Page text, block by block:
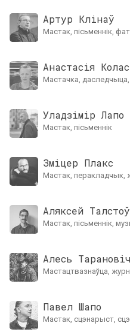
Артур Клінаў
мастак, пісьменнік,
Анастасія Колас
мастачка, даследчыца,
Уладзімір Лапо
мастак, пісьменнік
Зміцер Плакс
мастак, перакладчык,
Аляксей Талстоў
мастак,
Алесь
мастацтвазнаўца,
Павел Шапо
мастак, сцэнарыст,